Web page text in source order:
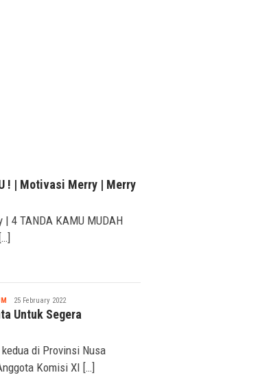
! | Motivasi Merry | Merry
4 TANDA KAMU MUDAH
Nabila
25 February 2022
Untuk Segera
di Provinsi Nusa
Komisi XI […]